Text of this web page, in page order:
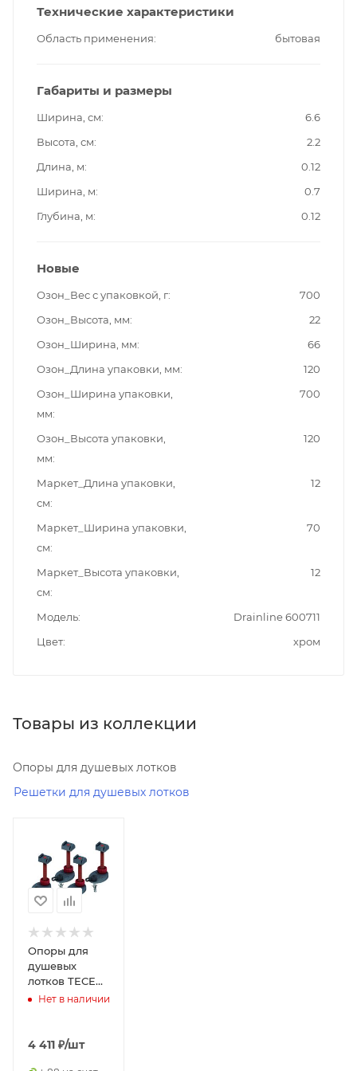
Технические характеристики
Область применения бытовая
Габариты и размеры
Ширина, см
6.6
Высота, см
2.2
Длина, м
0.12
Ширина, м
0.7
Глубина, м
0.12
Новые
Озон_Вес с упаковкой, г
700
Озон_Высота, мм
22
Озон_Ширина, мм
66
Озон_Длина упаковки, мм
120
Озон_Ширина упаковки,
мм
700
Озон_Высота упаковки,
мм
120
Маркет_Длина упаковки,
см
12
Маркет_Ширина упаковки,
см
70
Маркет_Высота упаковки,
см
12
Модель
Drainline 600711
Цвет
хром
Товары из коллекции
Опоры для душевых лотков
Решетки для душевых лотков
Минимальная
цена
4411.00
Реквизиты
кабины,
Товар,
00-
00097118,
0.3
Опоры для
душевых
лотков TECE
TECEdrainline
Нет в наличии
4 411 ₽/шт